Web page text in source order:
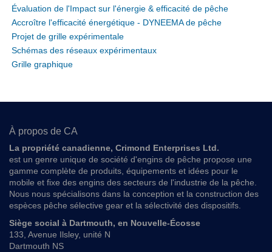
Évaluation de l'Impact sur l'énergie & efficacité de pêche
Accroître l'efficacité énergétique - DYNEEMA de pêche
Projet de grille expérimentale
Schémas des réseaux expérimentaux
Grille graphique
À propos de CA
La propriété canadienne, Crimond Enterprises Ltd.
est un genre unique de société d'engins de pêche propose une
gamme complète de produits, équipements et idées pour le
mobile et fixe des engins des secteurs de l'industrie de la pêche.
Nous nous spécialisons dans la conception et la construction des
espèces pêche sélective gear et la sélectivité des dispositifs.
Siège social à Dartmouth, en Nouvelle-Écosse
133, Avenue Ilsley, unité N
Dartmouth NS